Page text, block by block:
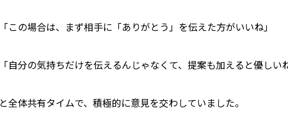
「この場合は、まず相手に「ありがとう」を伝えた方がいいね」
「自分の気持ちだけを伝えるんじゃなくて、提案も加えると優しい
と全体共有タイムで、積極的に意見を交わしていました。